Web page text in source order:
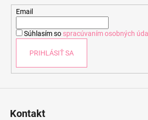
Email
Súhlasím so spracúvaním osobných
PRIHLÁSIŤ SA
Kontakt